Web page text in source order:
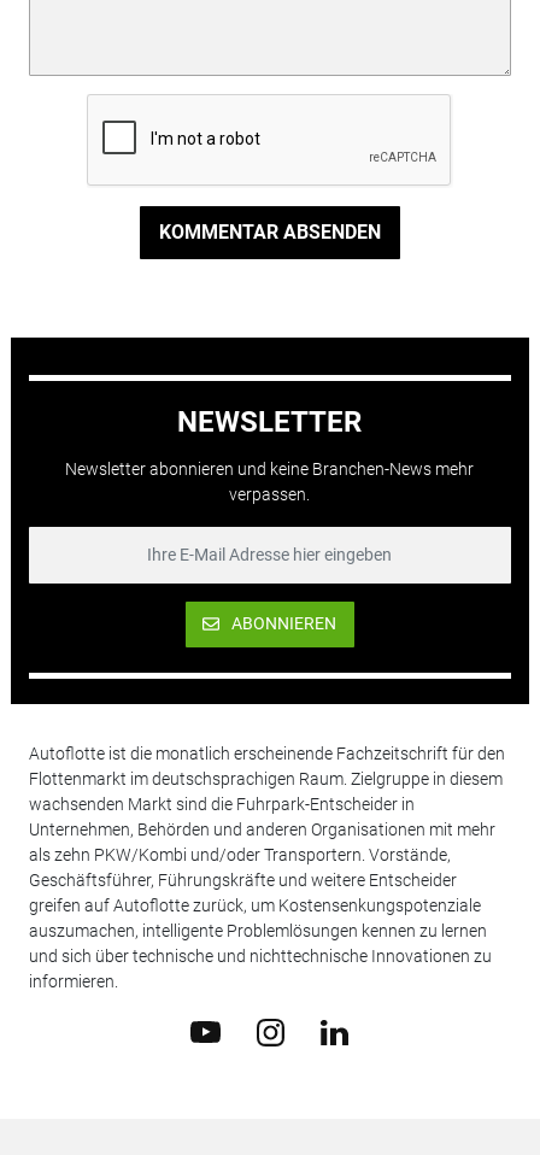
KOMMENTAR ABSENDEN
NEWSLETTER
Newsletter abonnieren und keine Branchen-News mehr
verpassen.
ABONNIEREN
Autoflotte ist die monatlich erscheinende Fachzeitschrift für den
Flottenmarkt im deutschsprachigen Raum. Zielgruppe in diesem
wachsenden Markt sind die Fuhrpark-Entscheider in
Unternehmen, Behörden und anderen Organisationen mit mehr
als zehn PKW/Kombi und/oder Transportern. Vorstände,
Geschäftsführer, Führungskräfte und weitere Entscheider
greifen auf Autoflotte zurück, um Kostensenkungspotenziale
auszumachen, intelligente Problemlösungen kennen zu lernen
und sich über technische und nichttechnische Innovationen zu
informieren.